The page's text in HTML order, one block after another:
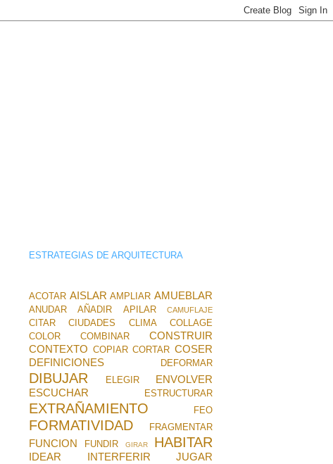
ESTRATEGIAS DE ARQUITECTURA
ACOTAR AISLAR AMPLIAR AMUEBLAR
ANUDAR AÑADIR APILAR CAMUFLAJE
CITAR CIUDADES CLIMA
COLLAGE
COLOR
COMBINAR
CONSTRUIR
CONTEXTO COPIAR CORTAR COSER
DEFINICIONES
DEFORMAR
DIBUJAR ELEGIR
ENVOLVER
ESCUCHAR
ESTRUCTURAR
EXTRAÑAMIENTO FEO
FORMATIVIDAD FRAGMENTAR
FUNCION FUNDIR GIRAR HABITAR
IDEAR INTERFERIR JUGAR